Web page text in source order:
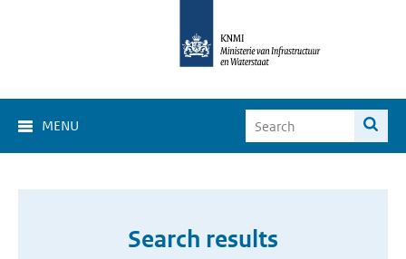
MENU
Search results